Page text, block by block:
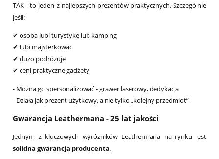
TAK - to jeden z najlepszych prezentów praktycznych. Szczególnie
jeśli:
✔ osoba lubi turystykę lub kamping
✔ lubi majsterkować
✔ dużo podróżuje
✔ ceni praktyczne gadżety
- Można go spersonalizować - grawer laserowy, dedykacja
- Działa jak prezent użytkowy, a nie tylko „kolejny przedmiot”
Gwarancja Leathermana - 25 lat jakości
Jednym z kluczowych wyróżników Leathermana na rynku jest
solidna gwarancja producenta.